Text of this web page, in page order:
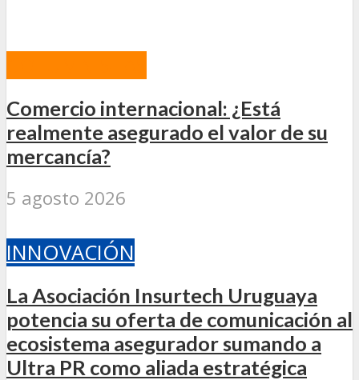
Comercio internacional: ¿Está
realmente asegurado el valor de su
mercancía?
5 agosto 2026
INNOVACIÓN
La Asociación Insurtech Uruguaya
potencia su oferta de comunicación al
ecosistema asegurador sumando a
Ultra PR como aliada estratégica